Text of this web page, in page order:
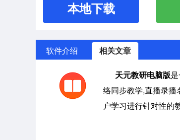
本地下载
软件介绍 相关文章
天元教研电脑版
络同步教学,直播录
户学习进行针对性的